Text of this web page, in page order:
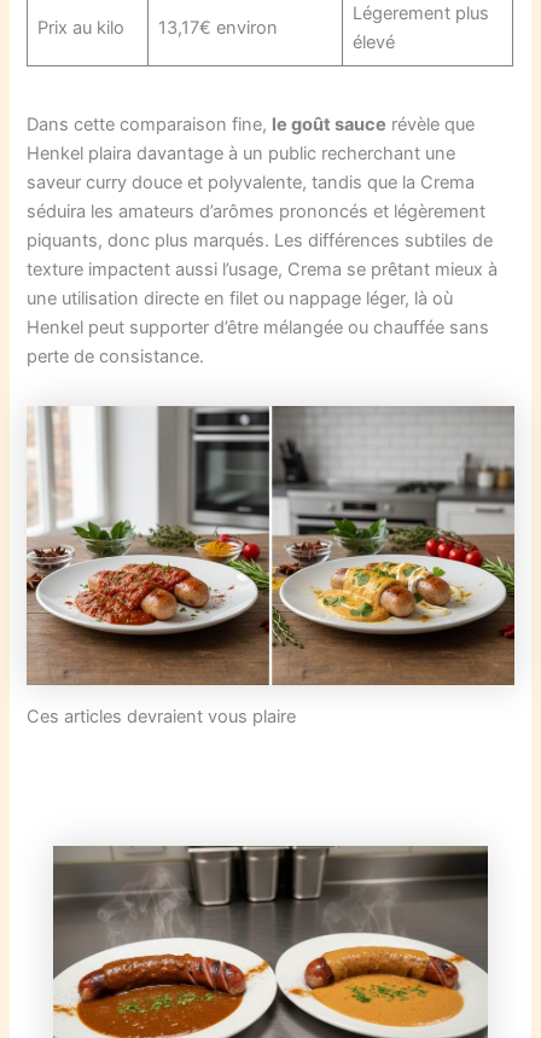
Prix au kilo 13,17€ environ
Légerement plus
élevé
Dans cette comparaison fine, le goût sauce révèle que
Henkel plaira davantage à un public recherchant une
saveur curry douce et polyvalente, tandis que la Crema
séduira les amateurs d’arômes prononcés et légèrement
piquants, donc plus marqués. Les différences subtiles de
texture impactent aussi l’usage, Crema se prêtant mieux à
une utilisation directe en filet ou nappage léger, là où
Henkel peut supporter d’être mélangée ou chauffée sans
perte de consistance.
Ces articles devraient vous plaire